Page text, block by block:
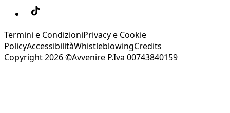
Termini e CondizioniPrivacy e Cookie
PolicyAccessibilitàWhistleblowingCredits
Copyright 2026 ©Avvenire P.Iva 00743840159